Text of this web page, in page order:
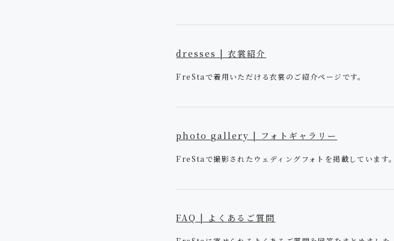
dresses | 衣裳紹介
FreStaで着用いただける衣裳のご紹介ページです。
photo gallery | フォトギャラリー
FreStaで撮影されたウェディングフォトを掲載しています。
FAQ | よくあるご質問